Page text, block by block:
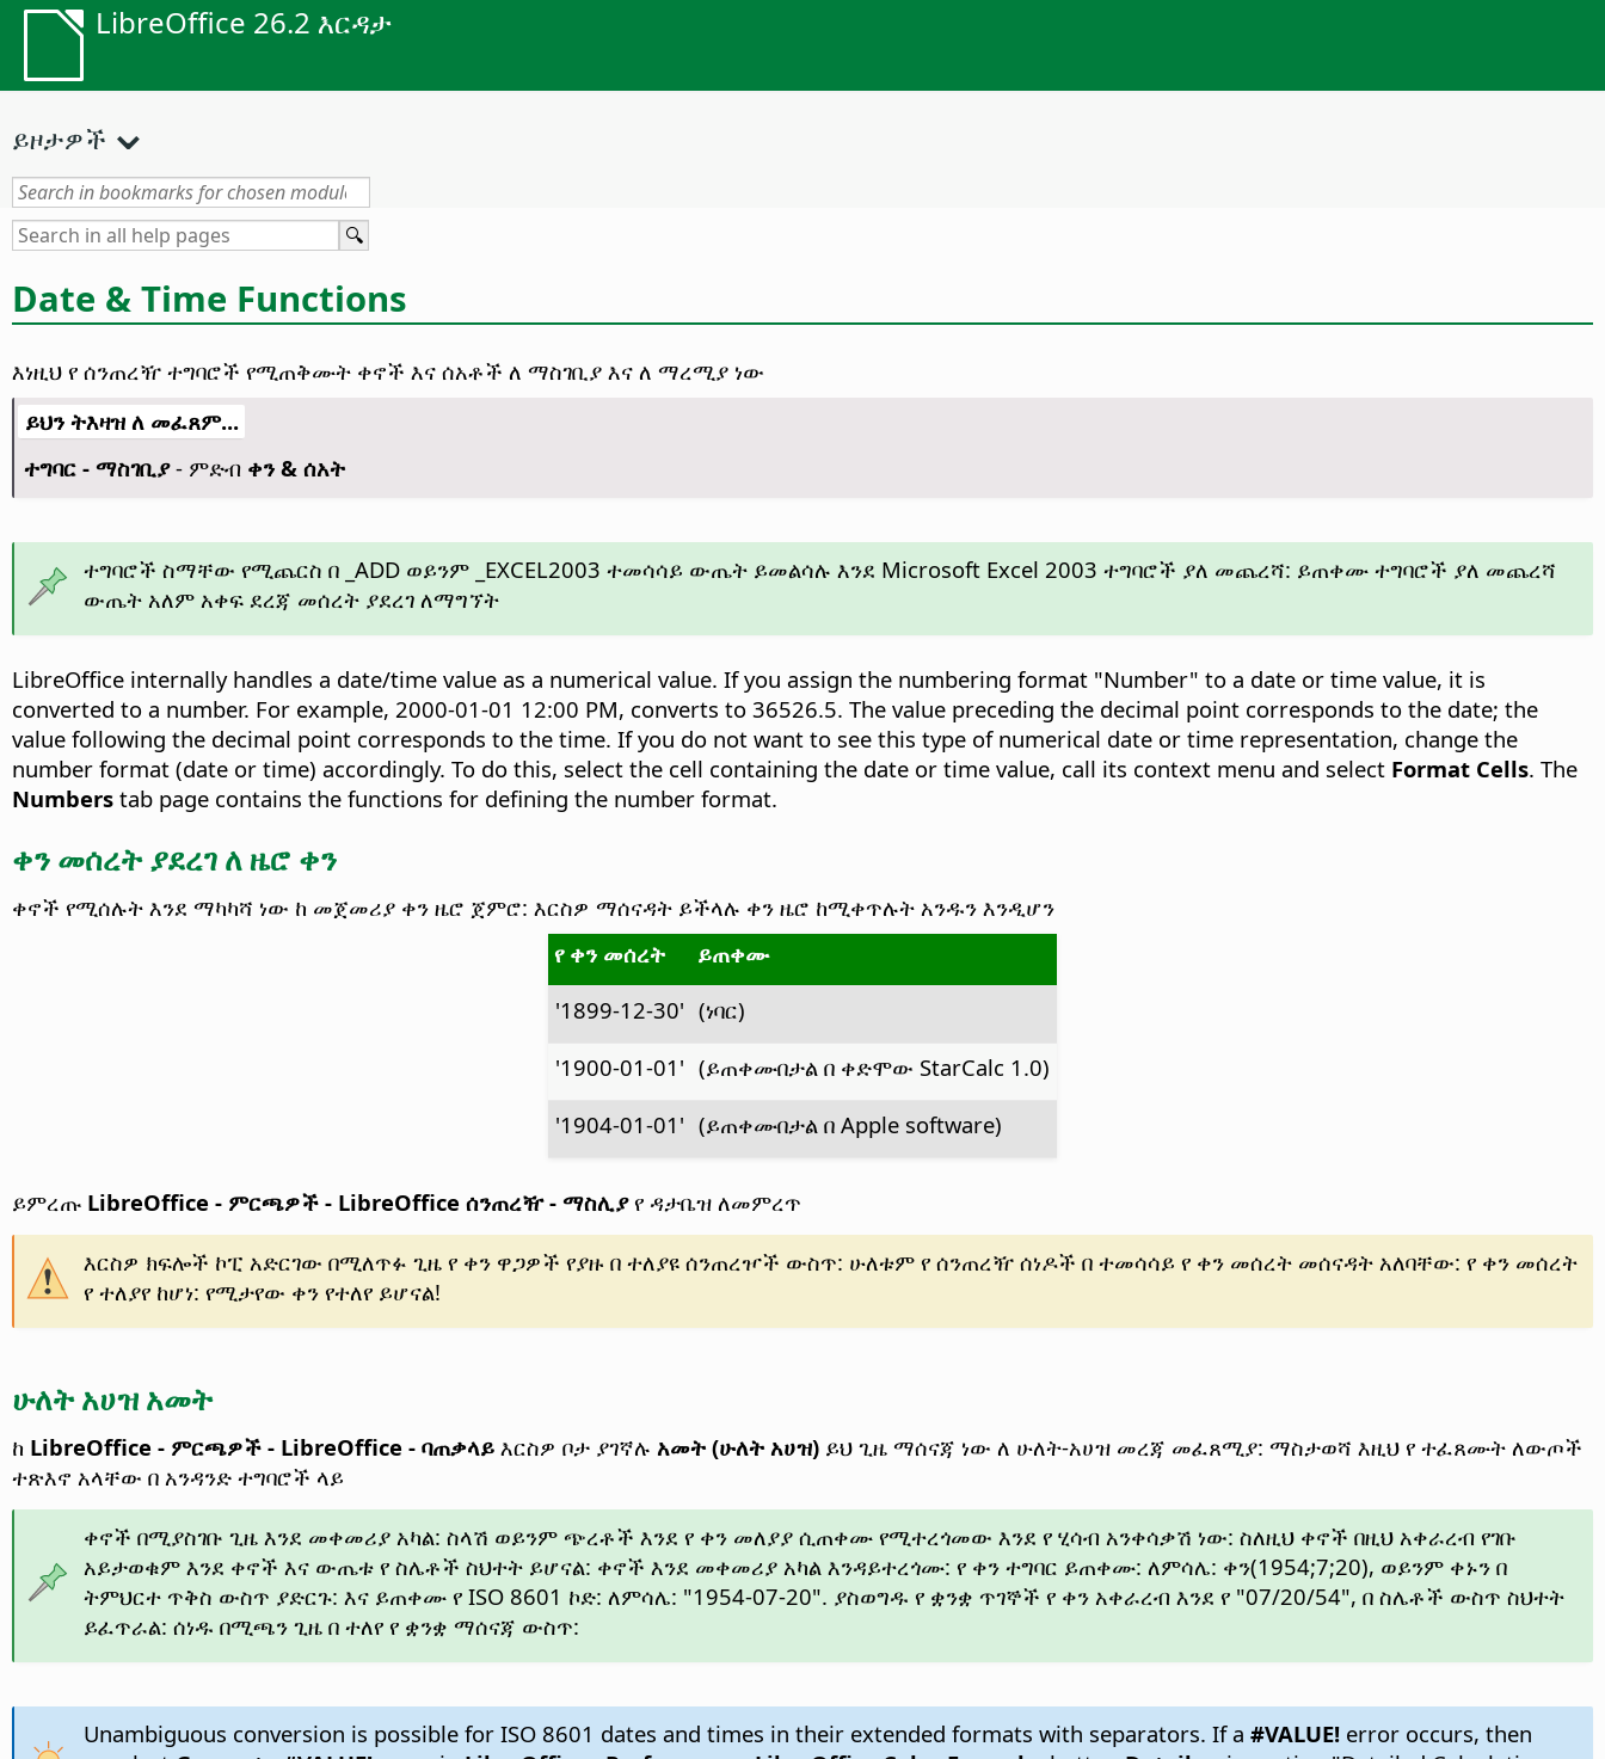
LibreOffice 26.2 እርዳታ
ይዞታዎች
Date & Time Functions
እነዚህ የ ሰንጠረዥ ተግባሮች የሚጠቅሙት ቀኖች እና ሰአቶች ለ ማስገቢያ እና ለ ማረሚያ ነው
ይህን ትእዛዝ ለ መፈጸም...
ተግባር - ማስገቢያ- ምድብ ቀን & ሰአት
ተግባሮች ስማቸው የሚጨርስ በ _ADD ወይንም _EXCEL2003 ተመሳሳይ ውጤት ይመልሳሉ እንደ Microsoft Excel 2003 ተግባሮች ያለ መጨረሻ: ይጠቀሙ ተግባሮች ያለ መጨረሻ
ውጤት አለም አቀፍ ደረጃ መሰረት ያደረገ ለማግኘት
LibreOffice internally handles a date/time value as a numerical value. If you assign the numbering format "Number" to a date or time value, it is
converted to a number. For example, 2000-01-01 12:00 PM, converts to 36526.5. The value preceding the decimal point corresponds to the date; the
value following the decimal point corresponds to the time. If you do not want to see this type of numerical date or time representation, change the
number format (date or time) accordingly. To do this, select the cell containing the date or time value, call its context menu and select Format Cells. The
Numbers tab page contains the functions for defining the number format.
ቀን መሰረት ያደረገ ለ ዜሮ ቀን
ቀኖች የሚሰሉት እንደ ማካካሻ ነው ከ መጀመሪያ ቀን ዜሮ ጀምሮ: እርስዎ ማሰናዳት ይችላሉ ቀን ዜሮ ከሚቀጥሉት አንዱን እንዲሆን
የ ቀን መሰረት
ይጠቀሙ
'1899-12-30' (ነባር)
'1900-01-01' (ይጠቀሙበታል በ ቀድሞው StarCalc 1.0)
'1904-01-01' (ይጠቀሙበታል በ Apple software)
ይምረጡ LibreOffice - ምርጫዎች - LibreOffice ሰንጠረዥ - ማስሊያየ ዳታቤዝ ለመምረጥ
እርስዎ ክፍሎች ኮፒ አድርገው በሚለጥፉ ጊዜ የ ቀን ዋጋዎች የያዙ በ ተለያዩ ሰንጠረዦች ውስጥ: ሁለቱም የ ሰንጠረዥ ሰነዶች በ ተመሳሳይ የ ቀን መሰረት መሰናዳት አለባቸው: የ ቀን መሰረት
የ ተለያየ ከሆነ: የሚታየው ቀን የተለየ ይሆናል!
ሁለት አሀዝ አመት
ከ LibreOffice - ምርጫዎች - LibreOffice - ባጠቃላይ እርስዎ ቦታ ያገኛሉ አመት (ሁለት አሀዝ) ይህ ጊዜ ማሰናጃ ነው ለ ሁለት-አሀዝ መረጃ መፈጸሚያ: ማስታወሻ እዚህ የ ተፈጸሙት ለውጦች
ተጽእኖ አላቸው በ አንዳንድ ተግባሮች ላይ
ቀኖች በሚያስገቡ ጊዜ እንደ መቀመሪያ አካል: ስላሽ ወይንም ጭረቶች እንደ የ ቀን መለያያ ሲጠቀሙ የሚተረጎመው እንደ የ ሂሳብ አንቀሳቃሽ ነው: ስለዚህ ቀኖች በዚህ አቀራረብ የገቡ
አይታወቁም እንደ ቀኖች እና ውጤቱ የ ስሌቶች ስህተት ይሆናል: ቀኖች እንደ መቀመሪያ አካል እንዳይተረጎሙ: የ ቀን ተግባር ይጠቀሙ: ለምሳሌ: ቀን(1954;7;20), ወይንም ቀኑን በ
ትምህርተ ጥቅስ ውስጥ ያድርጉ: እና ይጠቀሙ የ ISO 8601 ኮድ: ለምሳሌ: "1954-07-20". ያስወግዱ የ ቋንቋ ጥገኞች የ ቀን አቀራረብ እንደ የ "07/20/54", በ ስሌቶች ውስጥ ስህተት
ይፈጥራል: ሰነዱ በሚጫን ጊዜ በ ተለየ የ ቋንቋ ማሰናጃ ውስጥ:
Unambiguous conversion is possible for ISO 8601 dates and times in their extended formats with separators. If a #VALUE!error occurs, then